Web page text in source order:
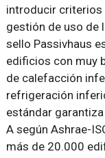
introducir criterios
gestión de uso de
sello Passivhaus
edificios con muy
de calefacción
refrigeración
estándar
A según Ashrae-
más de 20.000